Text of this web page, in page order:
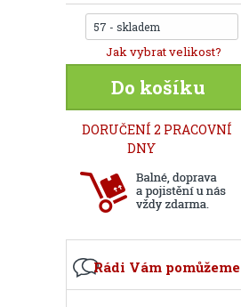
57 - skladem
Jak vybrat velikost?
Do košíku
DORUČENÍ 2 PRACOVNÍ
DNY
Rádi Vám pomůžeme